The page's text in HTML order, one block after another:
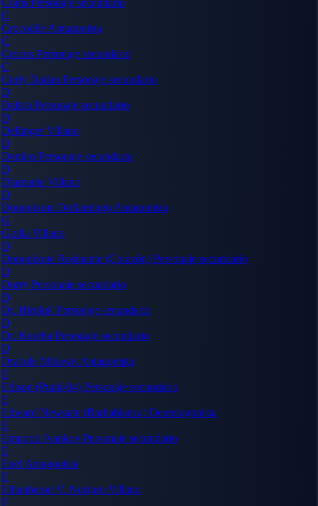
C
Crocodile Antagonista
C
Crocus Personaje secundario
C
Curly Dadan Personaje secundario
D
Dalton Personaje secundario
D
DellingerVillano
D
Denjiro Personaje secundario
D
Diamante Villano
D
Donquixote Doflamingo Antagonista
G
Giolla Villano
D
Donquixote Rosinante (Corazón) Personaje secundario
D
Dorry Personaje secundario
D
Dr. Hiruluk Personaje secundario
D
Dr. Kureha Personaje secundario
D
Dracule Mihawk Antagonista
E
Edison (Punk-04) Personaje secundario
E
Edward Newgate (Barbablanca) Deuteragonista
E
Emporio Ivankov Personaje secundario
E
Enel Antagonista
E
Ethanbaron V. Nusjuro Villano
F